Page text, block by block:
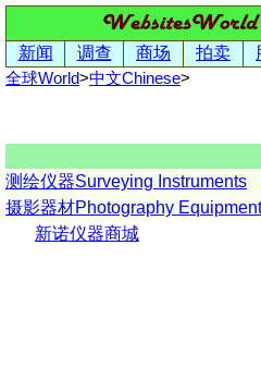
新闻 调查 商场 拍卖
全球World>中文Chinese>
测绘仪器Surveying Instruments
摄影器材Photography Equipment
新诺仪器商城